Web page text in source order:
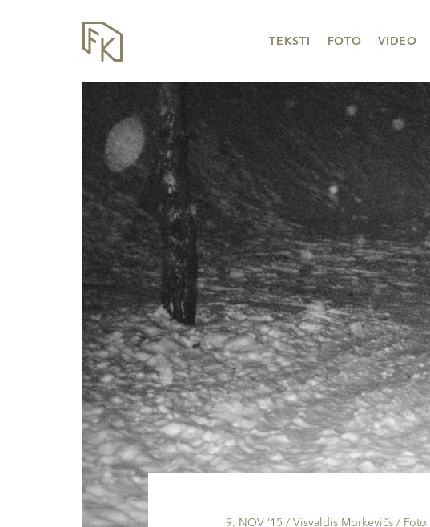
TEKSTI FOTO VIDEO
9. NOV ’15 / Visvaldis Morkevičs / Foto